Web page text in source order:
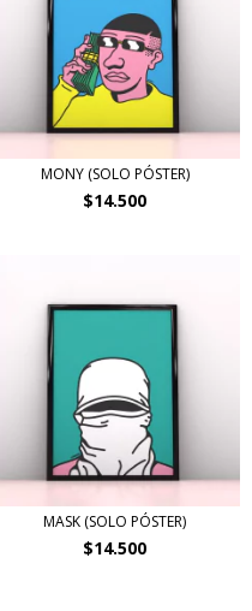
MONY (SOLO PÓSTER)
$14.500
MASK (SOLO PÓSTER)
$14.500